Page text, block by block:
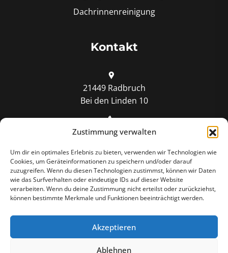
Zustimmung verwalten
Um dir ein optimales Erlebnis zu bieten, verwenden wir Technologien wie
Cookies, um Geräteinformationen zu speichern und/oder darauf
zuzugreifen. Wenn du diesen Technologien zustimmst, können wir Daten
wie das Surfverhalten oder eindeutige IDs auf dieser Website
verarbeiten. Wenn du deine Zustimmung nicht erteilst oder zurückziehst,
können bestimmte Merkmale und Funktionen beeinträchtigt werden.
Akzeptieren
Ablehnen
Dachrinnenreinigung
Kontakt
21449 Radbruch
Bei den Linden 10
04178 81 82 811
info@dach-rosenberg.de
Mo - Fr: 07:00 - 16:00 Uhr